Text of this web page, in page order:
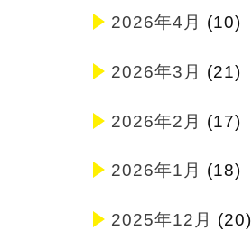
2026年4月 (10)
2026年3月 (21)
2026年2月 (17)
2026年1月 (18)
2025年12月 (20)